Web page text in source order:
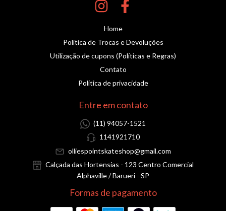
Home
Política de Trocas e Devoluções
Utilização de cupons (Políticas e Regras)
Contato
Política de privacidade
Entre em contato
(11) 94057-1521
1141921710
olliespointskateshop@gmail.com
Calçada das Hortensias - 123 Centro Comercial
Alphaville / Barueri - SP
Formas de pagamento